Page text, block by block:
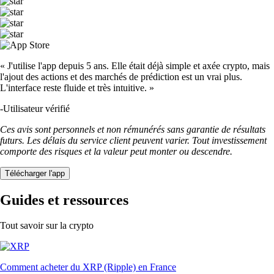
« J'utilise l'app depuis 5 ans. Elle était déjà simple et axée crypto, mais
l'ajout des actions et des marchés de prédiction est un vrai plus.
L'interface reste fluide et très intuitive. »
-Utilisateur vérifié
Ces avis sont personnels et non rémunérés sans garantie de résultats
futurs. Les délais du service client peuvent varier. Tout investissement
comporte des risques et la valeur peut monter ou descendre.
Télécharger l'app
Guides et ressources
Tout savoir sur la crypto
Comment acheter du XRP (Ripple) en France